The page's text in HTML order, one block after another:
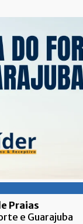
Praias
e Guarajuba